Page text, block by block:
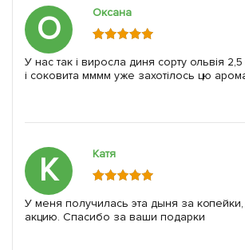
О Оксана
У нас так і виросла диня сорту ольвія
і соковита мммм уже захотілось цю
К Катя
У меня получилась эта дыня за
акцию. Спасибо за ваши подарки